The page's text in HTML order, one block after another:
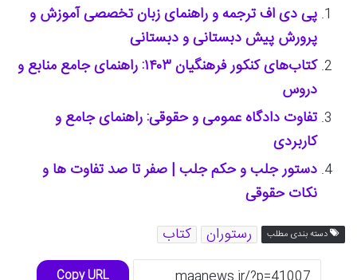
پی دی اف ترجمه و راهنمای زبان تخصصی آموزش و
پرورش پیش دبستانی و دبستانی
کتاب‌های کنکور فرهنگیان ۱۴۰۳: راهنمای جامع منابع و
دروس
تفاوت دادگاه عمومی و حقوقی: راهنمای جامع و
کاربردی
دستور جلب و حکم جلب | صفر تا صد تفاوت ها و
نکات حقوقی
دسته بندی مطلب رستوران کتاب